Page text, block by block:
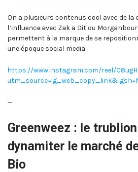
On a plusieurs contenus cool avec de
l’influence avec Zak a Dit ou
permettent à la marque de se
une époque social media
https://www.instagram.com/reel/
—
Greenweez : le
dynamiter le marché
Bio